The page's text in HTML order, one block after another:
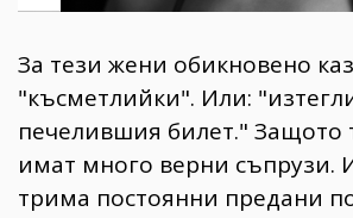
Gentlemen
382
Wellness
1816
За тези жени обикновено
"късметлийки". Или:
печелившия билет." Защото
имат много верни съпрузи.
трима постоянни предани